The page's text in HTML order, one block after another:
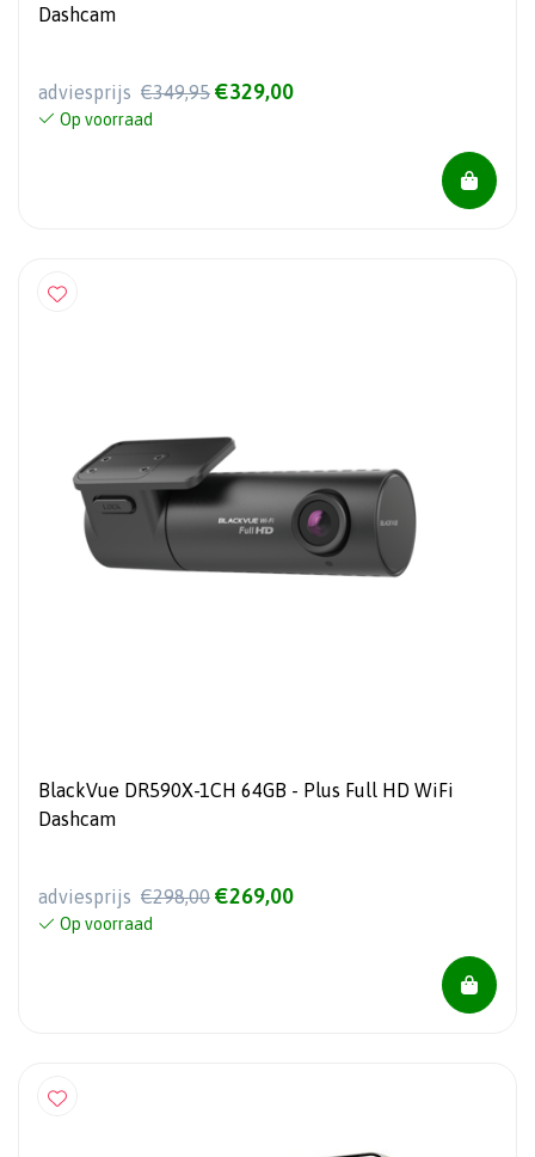
Dashcam
adviesprijs €349,95 €329,00
Op voorraad
BlackVue DR590X-1CH 64GB - Plus Full HD WiFi
Dashcam
adviesprijs €298,00 €269,00
Op voorraad